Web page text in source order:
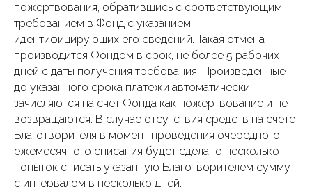
пожертвования, обратившись с соответствующим
требованием в Фонд с указанием
идентифицирующих его сведений. Такая отмена
производится Фондом в срок, не более 5 рабочих
дней с даты получения требования. Произведенные
до указанного срока платежи автоматически
зачисляются на счет Фонда как пожертвование и не
возвращаются. В случае отсутствия средств на счете
Благотворителя в момент проведения очередного
ежемесячного списания будет сделано несколько
попыток списать указанную Благотворителем сумму
с интервалом в несколько дней.